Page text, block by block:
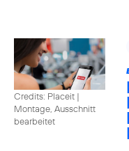
Credits: Placeit |
Montage, Ausschnitt
bearbeitet